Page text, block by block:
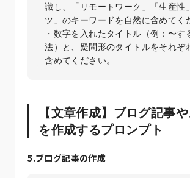
識し、「リモートワーク」「生産性
ツ」のキーワードを自然に含めてく
・数字を入れたタイトル（例：〜す
法）と、疑問形のタイトルをそれぞ
含めてください。
【文章作成】ブログ記事
を作成するプロンプト
5.ブログ記事の作成